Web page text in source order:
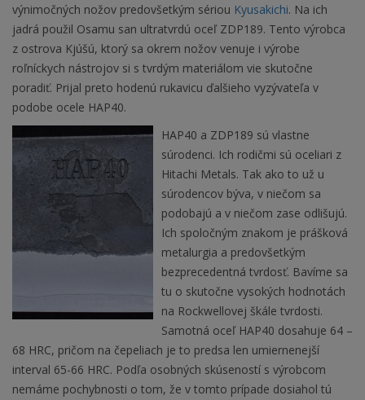
výnimočných nožov predovšetkým sériou Kyusakichi. Na ich
jadrá použil Osamu san ultratvrdú oceľ ZDP189. Tento výrobca
z ostrova Kjúšú, ktorý sa okrem nožov venuje i výrobe
roľníckych nástrojov si s tvrdým materiálom vie skutočne
poradiť. Prijal preto hodenú rukavicu ďalšieho vyzývateľa v
podobe ocele HAP40.
HAP40 a ZDP189 sú vlastne
súrodenci. Ich rodičmi sú oceliari z
Hitachi Metals. Tak ako to už u
súrodencov býva, v niečom sa
podobajú a v niečom zase odlišujú.
Ich spoločným znakom je prášková
metalurgia a predovšetkým
bezprecedentná tvrdosť. Bavíme sa
tu o skutočne vysokých hodnotách
na Rockwellovej škále tvrdosti.
Samotná oceľ HAP40 dosahuje 64 –
68 HRC, pričom na čepeliach je to predsa len umiernenejší
interval 65-66 HRC. Podľa osobných skúseností s výrobcom
nemáme pochybnosti o tom, že v tomto prípade dosiahol tú